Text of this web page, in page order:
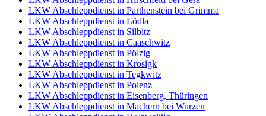
LKW Abschleppdienst in Parthenstein bei Grimma
LKW Abschleppdienst in Lödla
LKW Abschleppdienst in Silbitz
LKW Abschleppdienst in Caaschwitz
LKW Abschleppdienst in Pölzig
LKW Abschleppdienst in Krosigk
LKW Abschleppdienst in Tegkwitz
LKW Abschleppdienst in Polenz
LKW Abschleppdienst in Eisenberg, Thüringen
LKW Abschleppdienst in Machern bei Wurzen